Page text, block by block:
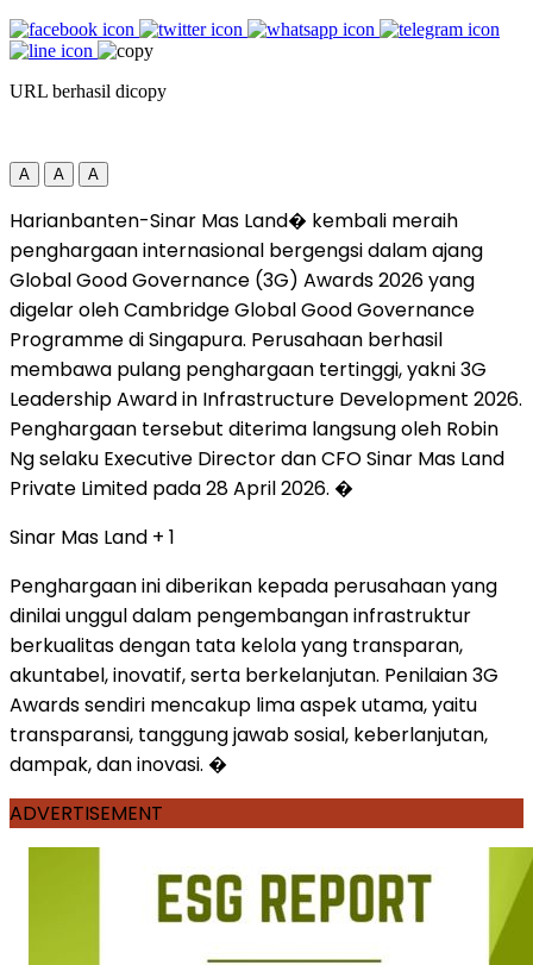
URL berhasil dicopy
A A A
Harianbanten-Sinar Mas Land⁠� kembali meraih
penghargaan internasional bergengsi dalam ajang
Global Good Governance (3G) Awards 2026 yang
digelar oleh Cambridge Global Good Governance
Programme di Singapura. Perusahaan berhasil
membawa pulang penghargaan tertinggi, yakni 3G
Leadership Award in Infrastructure Development 2026.
Penghargaan tersebut diterima langsung oleh Robin
Ng selaku Executive Director dan CFO Sinar Mas Land
Private Limited pada 28 April 2026. �
Sinar Mas Land + 1
Penghargaan ini diberikan kepada perusahaan yang
dinilai unggul dalam pengembangan infrastruktur
berkualitas dengan tata kelola yang transparan,
akuntabel, inovatif, serta berkelanjutan. Penilaian 3G
Awards sendiri mencakup lima aspek utama, yaitu
transparansi, tanggung jawab sosial, keberlanjutan,
dampak, dan inovasi. �
ADVERTISEMENT